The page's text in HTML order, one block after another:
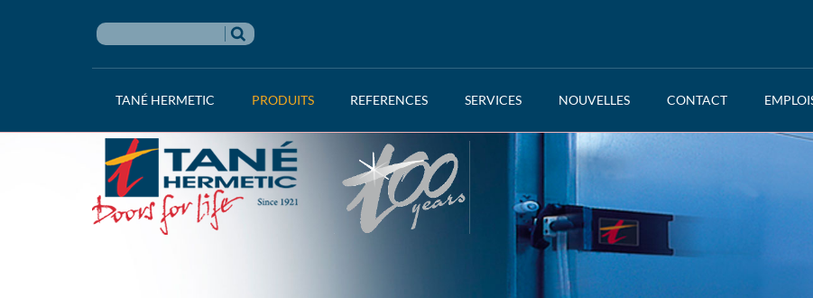
TANÉ HERMETIC PRODUITS REFERENCES SERVICES NOUVELLES CONTACT